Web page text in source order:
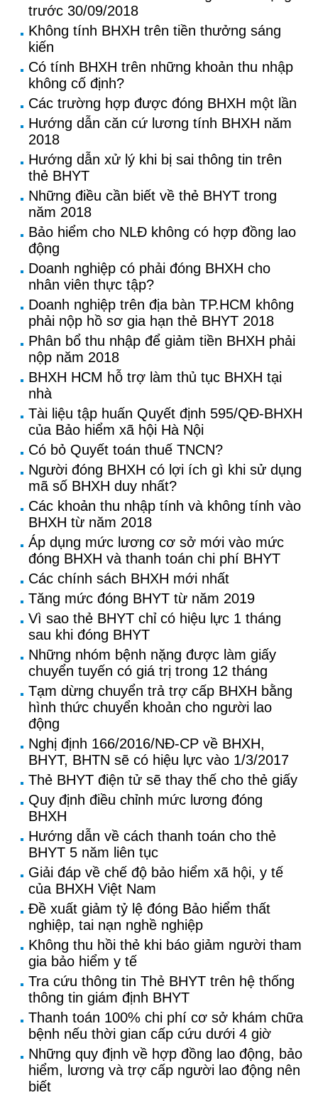
trước 30/09/2018
Không tính BHXH trên tiền thưởng sáng
kiến
Có tính BHXH trên những khoản thu nhập
không cố định?
Các trường hợp được đóng BHXH một lần
Hướng dẫn căn cứ lương tính BHXH năm
2018
Hướng dẫn xử lý khi bị sai thông tin trên
thẻ BHYT
Những điều cần biết về thẻ BHYT trong
năm 2018
Bảo hiểm cho NLĐ không có hợp đồng lao
động
Doanh nghiệp có phải đóng BHXH cho
nhân viên thực tập?
Doanh nghiệp trên địa bàn TP.HCM không
phải nộp hồ sơ gia hạn thẻ BHYT 2018
Phân bổ thu nhập để giảm tiền BHXH phải
nộp năm 2018
BHXH HCM hỗ trợ làm thủ tục BHXH tại
nhà
Tài liệu tập huấn Quyết định 595/QĐ-BHXH
của Bảo hiểm xã hội Hà Nội
Có bỏ Quyết toán thuế TNCN?
Người đóng BHXH có lợi ích gì khi sử dụng
mã số BHXH duy nhất?
Các khoản thu nhập tính và không tính vào
BHXH từ năm 2018
Áp dụng mức lương cơ sở mới vào mức
đóng BHXH và thanh toán chi phí BHYT
Các chính sách BHXH mới nhất
Tăng mức đóng BHYT từ năm 2019
Vì sao thẻ BHYT chỉ có hiệu lực 1 tháng
sau khi đóng BHYT
Những nhóm bệnh nặng được làm giấy
chuyển tuyến có giá trị trong 12 tháng
Tạm dừng chuyển trả trợ cấp BHXH bằng
hình thức chuyển khoản cho người lao
động
Nghị định 166/2016/NĐ-CP về BHXH,
BHYT, BHTN sẽ có hiệu lực vào 1/3/2017
Thẻ BHYT điện tử sẽ thay thế cho thẻ giấy
Quy định điều chỉnh mức lương đóng
BHXH
Hướng dẫn về cách thanh toán cho thẻ
BHYT 5 năm liên tục
Giải đáp về chế độ bảo hiểm xã hội, y tế
của BHXH Việt Nam
Đề xuất giảm tỷ lệ đóng Bảo hiểm thất
nghiệp, tai nạn nghề nghiệp
Không thu hồi thẻ khi báo giảm người tham
gia bảo hiểm y tế
Tra cứu thông tin Thẻ BHYT trên hệ thống
thông tin giám định BHYT
Thanh toán 100% chi phí cơ sở khám chữa
bệnh nếu thời gian cấp cứu dưới 4 giờ
Những quy định về hợp đồng lao động, bảo
hiểm, lương và trợ cấp người lao động nên
biết